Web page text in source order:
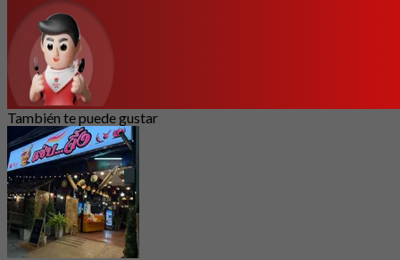
También te puede gustar